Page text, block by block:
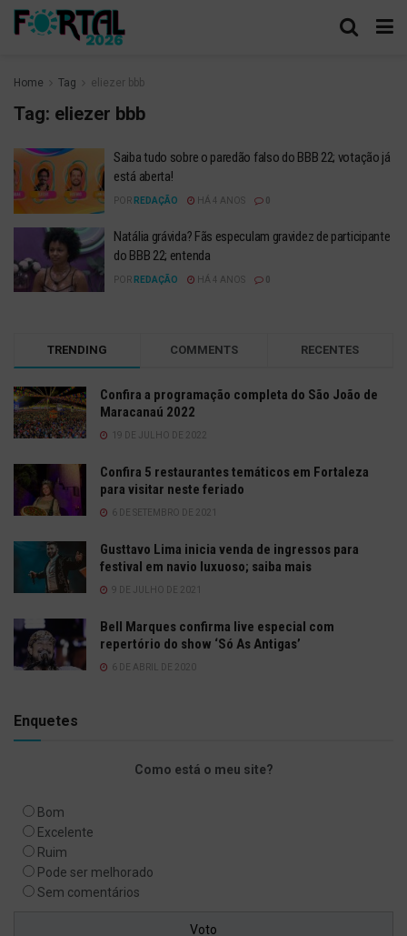
Home Tag eliezer bbb
Tag: eliezer bbb
Saiba tudo sobre o paredão falso do BBB 22; votação já
está aberta!
POR REDAÇÃO HÁ 4 ANOS
Natália grávida? Fãs especulam gravidez de participante
do BBB 22; entenda
POR REDAÇÃO HÁ 4 ANOS
TRENDING COMMENTS RECENTES
Confira a programação completa do São João de
Maracanaú 2022
19 DE JULHO DE 2022
Confira 5 restaurantes temáticos em Fortaleza
para visitar neste feriado
6 DE SETEMBRO DE 2021
Gusttavo Lima inicia venda de ingressos para
festival em navio luxuoso; saiba mais
9 DE JULHO DE 2021
Bell Marques confirma live especial com
repertório do show ‘Só As Antigas’
6 DE ABRIL DE 2020
Enquetes
Como está o meu site?
Bom
Excelente
Ruim
Pode ser melhorado
Sem comentários